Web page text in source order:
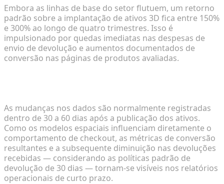
Embora as linhas de base do setor flutuem, um retorno
padrão sobre a implantação de ativos 3D fica entre 150%
e 300% ao longo de quatro trimestres. Isso é
impulsionado por quedas imediatas nas despesas de
envio de devolução e aumentos documentados de
conversão nas páginas de produtos avaliadas.
As mudanças nos dados são normalmente registradas
dentro de 30 a 60 dias após a publicação dos ativos.
Como os modelos espaciais influenciam diretamente o
comportamento de checkout, as métricas de conversão
resultantes e a subsequente diminuição nas devoluções
recebidas — considerando as políticas padrão de
devolução de 30 dias — tornam-se visíveis nos relatórios
operacionais de curto prazo.